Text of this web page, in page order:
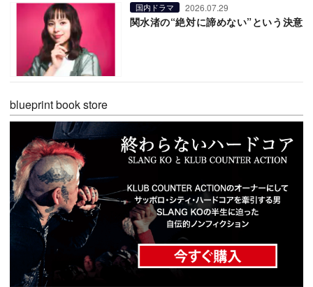
国内ドラマ 2026.07.29
関水渚の“絶対に諦めない”という決意
blueprint book store